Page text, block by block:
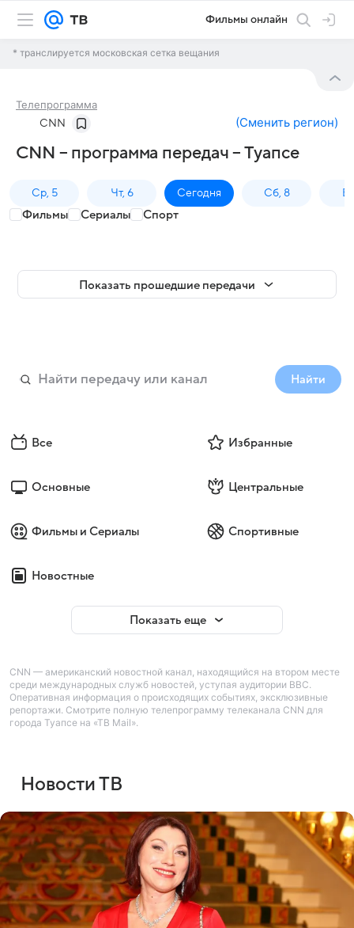
Фильмы онлайн
* транслируется московская сетка вещания
Телепрограмма
CNN (Сменить регион)
CNN – программа передач – Туапсе
Ср, 5 Чт, 6 Сегодня Сб, 8
Фильмы Сериалы Спорт
Показать прошедшие передачи
Найти
Все Избранные
Основные Центральные
Фильмы и Сериалы Спортивные
Новостные
Показать еще
CNN — американский новостной канал, находящийся на втором месте
среди международных служб новостей, уступая аудитории BBC.
Оперативная информация о происходящих событиях, эксклюзивные
репортажи. Смотрите полную телепрограмму телеканала CNN для
города Туапсе на «ТВ Mail».
Новости ТВ